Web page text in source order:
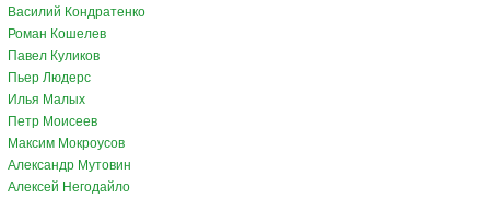
Василий Кондратенко
Роман Кошелев
Павел Куликов
Пьер Людерс
Илья Малых
Петр Моисеев
Максим Мокроусов
Александр Мутовин
Алексей Негодайло